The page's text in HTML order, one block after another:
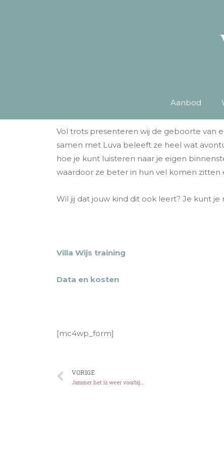
Aanbod
Vol trots presenteren wij de geboorte van
samen met Luva beleeft ze heel wat
hoe je kunt luisteren naar je eigen
waardoor ze beter in hun vel komen
Wil jij dat jouw kind dit ook leert? Je kunt je
Villa Wijs training
Data en kosten
[mc4wp_form]
VORIGE
Jammer het is weer voorbij…